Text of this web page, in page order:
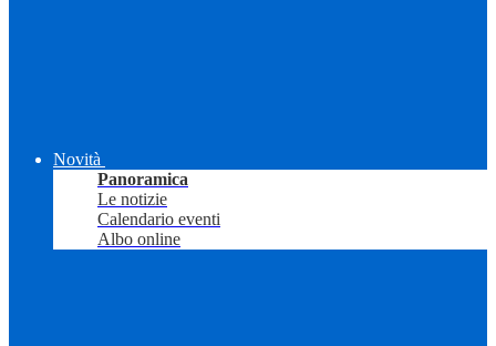
Novità
Panoramica
Le notizie
Calendario eventi
Albo online